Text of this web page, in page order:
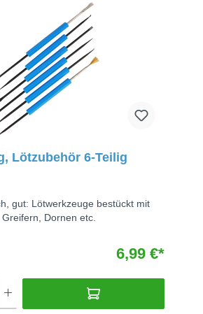
Lötzubehör 6-Teilig
gut: Lötwerkzeuge bestückt mit
Dornen etc.
6,99 €*